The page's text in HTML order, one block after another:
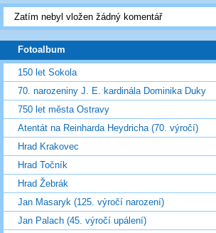
Zatím nebyl vložen žádný komentář
Fotoalbum
150 let Sokola
70. narozeniny J. E. kardinála Dominika Duky
750 let města Ostravy
Atentát na Reinharda Heydricha (70. výročí)
Hrad Krakovec
Hrad Točník
Hrad Žebrák
Jan Masaryk (125. výročí narození)
Jan Palach (45. výročí upálení)